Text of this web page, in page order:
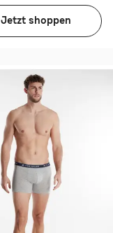
Jetzt shoppen